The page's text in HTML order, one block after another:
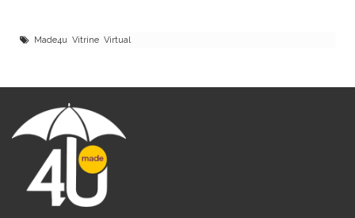
Made4u Vitrine Virtual